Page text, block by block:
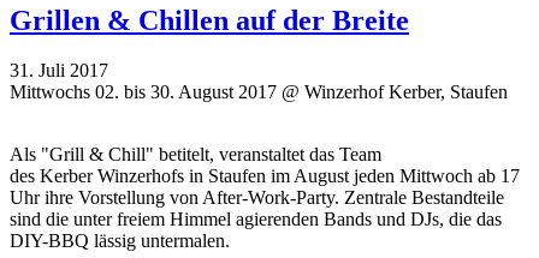
Grillen & Chillen auf der Breite
31. Juli 2017
Mittwochs 02. bis 30. August 2017 @ Winzerhof Kerber, Staufen
Als "Grill & Chill" betitelt, veranstaltet das Team
des KerberWinzerhofs in Staufen im August jeden Mittwoch ab 17
Uhr ihre Vorstellung von After-Work-Party. Zentrale Bestandteile
sind die unter freiem Himmel agierenden Bands und DJs, die das
DIY-BBQ lässig untermalen.